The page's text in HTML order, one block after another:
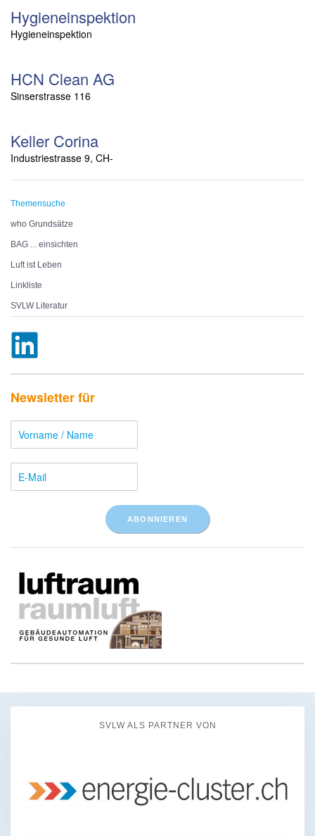
Hygieneinspektion
Hygieneinspektion
HCN Clean AG
Sinserstrasse 116
Keller Corina
Industriestrasse 9, CH-
Themensuche
who Grundsätze
BAG ... einsichten
Luft ist Leben
Linkliste
SVLW Literatur
Newsletter für
SVLW ALS PARTNER VON